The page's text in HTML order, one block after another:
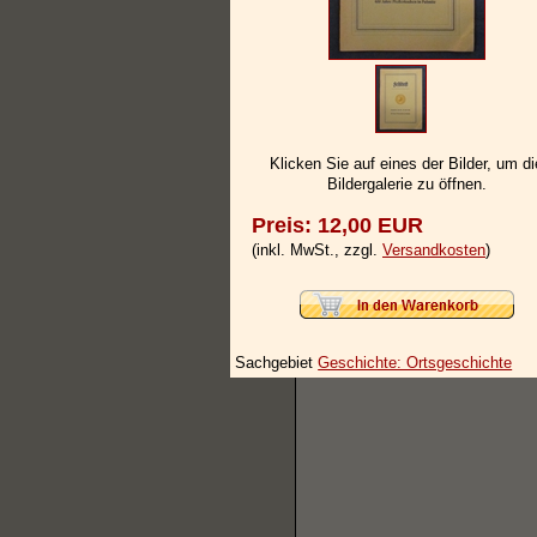
Klicken Sie auf eines der Bilder, um
Bildergalerie zu öffnen.
Preis: 12,00 EUR
(inkl. MwSt., zzgl. Versandkosten)
SachgebietGeschichte: Ortsgeschichte